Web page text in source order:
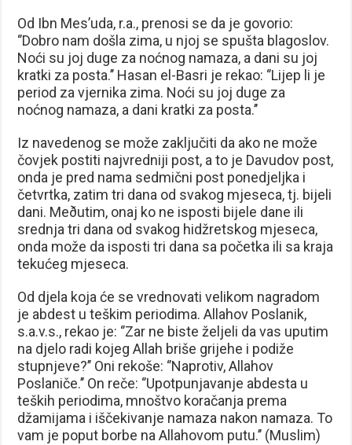
Od Ibn Mes’uda, r.a., prenosi se da je govorio:
‘’Dobro nam došla zima, u njoj se spušta blagoslov.
Noći su joj duge za noćnog namaza, a dani su joj
kratki za posta.’’ Hasan el-Basri je rekao: ‘’Lijep li je
period za vjernika zima. Noći su joj duge za
noćnog namaza, a dani kratki za posta.’’
Iz navedenog se može zaključiti da ako ne može
čovjek postiti najvredniji post, a to je Davudov post,
onda je pred nama sedmični post ponedjeljka i
četvrtka, zatim tri dana od svakog mjeseca, tj. bijeli
dani. Meðutim, onaj ko ne isposti bijele dane ili
srednja tri dana od svakog hidžretskog mjeseca,
onda može da isposti tri dana sa početka ili sa kraja
tekućeg mjeseca.
Od djela koja će se vrednovati velikom nagradom
je abdest u teškim periodima. Allahov Poslanik,
s.a.v.s., rekao je: ‘’Zar ne biste željeli da vas uputim
na djelo radi kojeg Allah briše grijehe i podiže
stupnjeve?’’ Oni rekoše: ‘’Naprotiv, Allahov
Poslaniče.’’ On reče: ‘’Upotpunjavanje abdesta u
teških periodima, mnoštvo koračanja prema
džamijama i iščekivanje namaza nakon namaza. To
vam je poput borbe na Allahovom putu.’’ (Muslim)